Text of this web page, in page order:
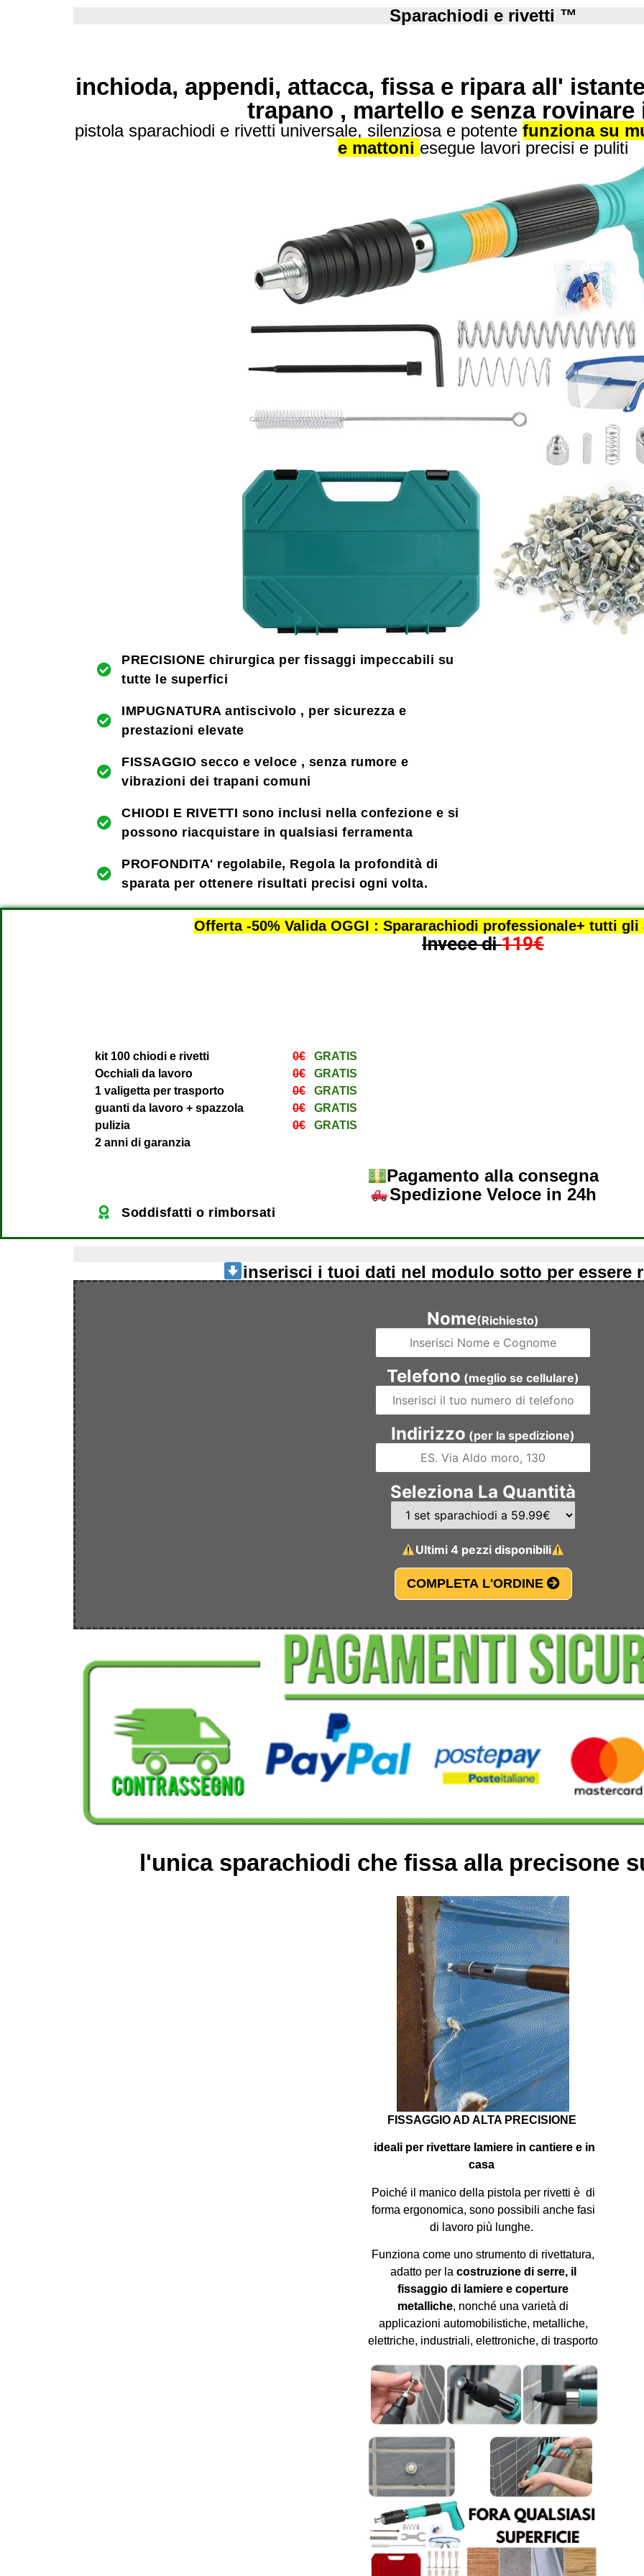
Sparachiodi e rivetti ™
inchioda, appendi, attacca, fissa e ripara all'
trapano , martello e senza rovinare
pistola sparachiodi e rivetti universale, silenziosa e potente funziona su
e mattoni esegue lavori precisi e puliti
PRECISIONE chirurgica per fissaggi impeccabili su
tutte le superfici
IMPUGNATURA antiscivolo , per sicurezza e
prestazioni elevate
FISSAGGIO secco e veloce , senza rumore e
vibrazioni dei trapani comuni
CHIODI E RIVETTI sono inclusi nella confezione e si
possono riacquistare in qualsiasi ferramenta
PROFONDITA' regolabile, Regola la profondità di
sparata per ottenere risultati precisi ogni volta.
Offerta -50% Valida OGGI : Spararachiodi professionale+ tutti gli
Invece di119€
kit 100 chiodi e rivetti
Occhiali da lavoro
1 valigetta per trasporto
guanti da lavoro + spazzola
pulizia
2 anni di garanzia
0€ GRATIS
0€ GRATIS
0€ GRATIS
0€ GRATIS
0€ GRATIS
Pagamento alla consegna
Spedizione Veloce in 24h
Soddisfatti o rimborsati
inserisci i tuoi dati nel modulo sotto per essere
Nome(Richiesto)
Telefono (meglio se cellulare)
Indirizzo (per la spedizione)
Seleziona La Quantità
Ultimi 4 pezzi disponibili
COMPLETA L'ORDINE
l'unica sparachiodi che fissa alla precisone
FISSAGGIO AD ALTA PRECISIONE
ideali per rivettare lamiere in cantiere e in
casa
Poiché il manico della pistola per rivetti è di
forma ergonomica, sono possibili anche fasi
di lavoro più lunghe.
Funziona come uno strumento di rivettatura,
adatto per la costruzione di serre, il
fissaggio di lamiere e coperture
metalliche, nonché una varietà di
applicazioni automobilistiche, metalliche,
elettriche, industriali, elettroniche, di trasporto